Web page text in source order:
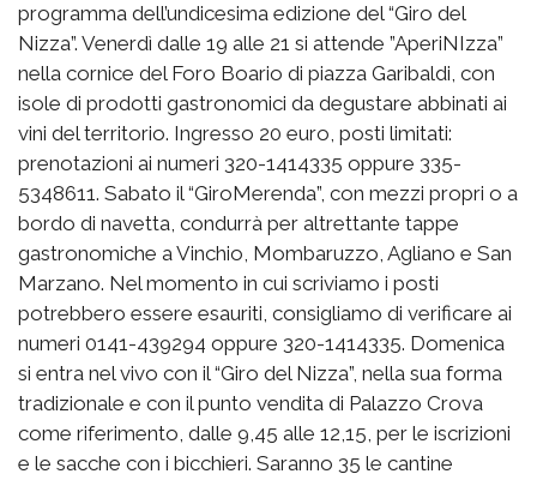
programma dell’undicesima edizione del “Giro del
Nizza”. Venerdì dalle 19 alle 21 si attende ”AperiNIzza”
nella cornice del Foro Boario di piazza Garibaldi, con
isole di prodotti gastronomici da degustare abbinati ai
vini del territorio. Ingresso 20 euro, posti limitati:
prenotazioni ai numeri 320-1414335 oppure 335-
5348611. Sabato il “GiroMerenda”, con mezzi propri o a
bordo di navetta, condurrà per altrettante tappe
gastronomiche a Vinchio, Mombaruzzo, Agliano e San
Marzano. Nel momento in cui scriviamo i posti
potrebbero essere esauriti, consigliamo di verificare ai
numeri 0141-439294 oppure 320-1414335. Domenica
si entra nel vivo con il “Giro del Nizza”, nella sua forma
tradizionale e con il punto vendita di Palazzo Crova
come riferimento, dalle 9,45 alle 12,15, per le iscrizioni
e le sacche con i bicchieri. Saranno 35 le cantine